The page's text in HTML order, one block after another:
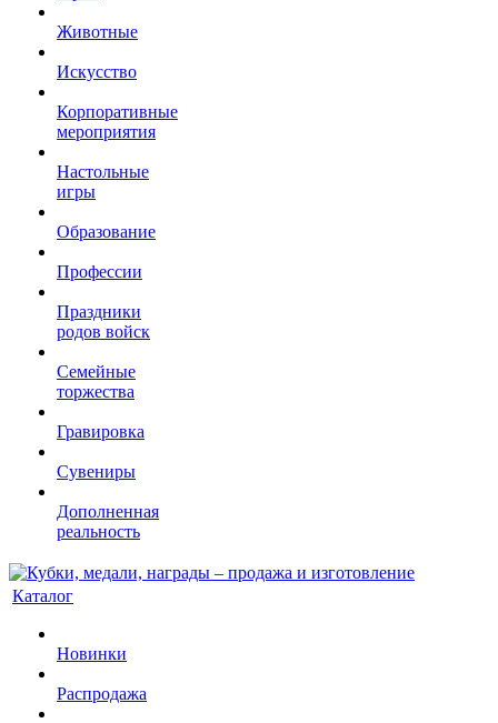
Животные
Искусство
Корпоративные
мероприятия
Настольные
игры
Образование
Профессии
Праздники
родов войск
Семейные
торжества
Гравировка
Сувениры
Дополненная
реальность
Каталог
Новинки
Распродажа